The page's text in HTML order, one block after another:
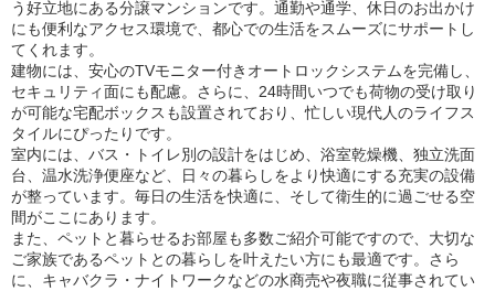
う好立地にある分譲マンションです。通勤や通学、休日のお出かけ
にも便利なアクセス環境で、都心での生活をスムーズにサポートし
てくれます。
建物には、安心のTVモニター付きオートロックシステムを完備し、
セキュリティ面にも配慮。さらに、24時間いつでも荷物の受け取り
が可能な宅配ボックスも設置されており、忙しい現代人のライフス
タイルにぴったりです。
室内には、バス・トイレ別の設計をはじめ、浴室乾燥機、独立洗面
台、温水洗浄便座など、日々の暮らしをより快適にする充実の設備
が整っています。毎日の生活を快適に、そして衛生的に過ごせる空
間がここにあります。
また、ペットと暮らせるお部屋も多数ご紹介可能ですので、大切な
ご家族であるペットとの暮らしを叶えたい方にも最適です。さら
に、キャバクラ・ナイトワークなどの水商売や夜職に従事されてい